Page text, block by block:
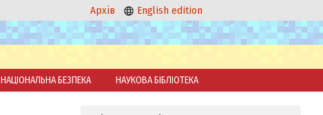
Архів English edition
НАЦІОНАЛЬНА БЕЗПЕКА НАУКОВА БІБЛІОТЕКА